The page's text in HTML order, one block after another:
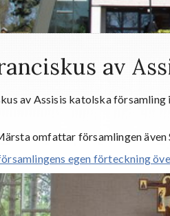
av
av Assisis katolska
omfattar församlingen även
egen förteckning